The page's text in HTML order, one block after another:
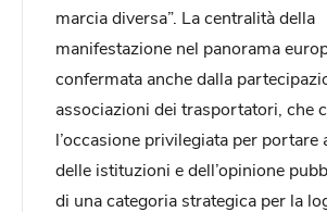
marcia diversa”. La centralità della
manifestazione nel panorama
confermata anche dalla
associazioni dei trasportatori, che
l’occasione privilegiata per portare
delle istituzioni e dell’opinione
di una categoria strategica per la